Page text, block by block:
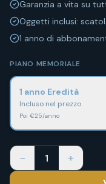
Garanzia a vita su
Oggetti inclusi:
1 anno di
PIANO MEMORIALE
1 anno Eredità
Incluso nel prezzo
Poi €25/anno
− 1 +